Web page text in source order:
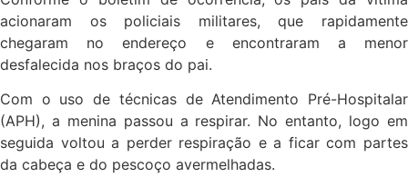
acionaram os policiais militares, que rapidamente
chegaram no endereço e encontraram a menor
desfalecida nos braços do pai.
Com o uso de técnicas de Atendimento Pré-Hospitalar
(APH), a menina passou a respirar. No entanto, logo em
seguida voltou a perder respiração e a ficar com partes
da cabeça e do pescoço avermelhadas.